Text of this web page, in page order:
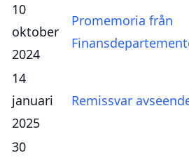
10
oktober
2024
Promemoria från
14
januari
2025
Remissvar
30